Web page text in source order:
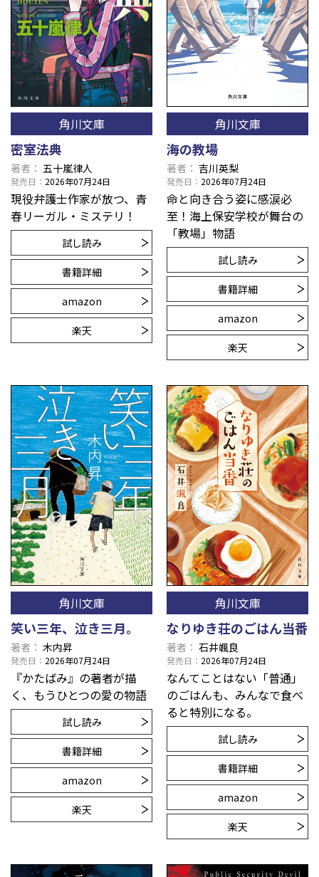
角川文庫
密室法典
著者 五十嵐律人
発売日 2026年07月24日
現役弁護士作家が放つ、青
春リーガル・ミステリ！
試し読み
書籍詳細
amazon
楽天
角川文庫
海の教場
著者 吉川英梨
発売日 2026年07月24日
命と向き合う姿に感涙必
至！海上保安学校が舞台の
「教場」物語
試し読み
書籍詳細
amazon
楽天
角川文庫
笑い三年、泣き三月。
著者 木内昇
発売日 2026年07月24日
『かたばみ』の著者が描
く、もうひとつの愛の物語
試し読み
書籍詳細
amazon
楽天
角川文庫
なりゆき荘のごはん当番
著者 石井颯良
発売日 2026年07月24日
なんてことはない「普通」
のごはんも、みんなで食べ
ると特別になる。
試し読み
書籍詳細
amazon
楽天